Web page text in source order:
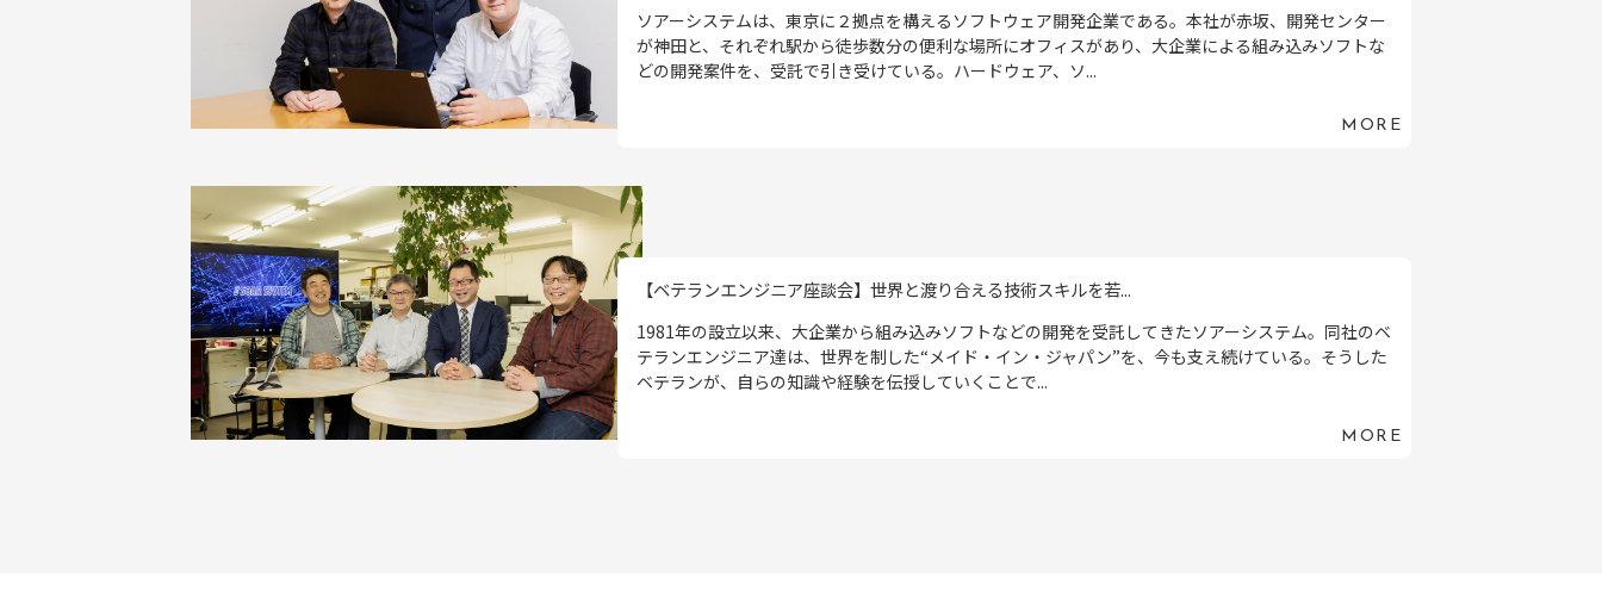
ソアーシステムは、東京に２拠点を構えるソフトウェア開発企業である。本社が赤坂、開発センター
が神田と、それぞれ駅から徒歩数分の便利な場所にオフィスがあり、大企業による組み込みソフトな
どの開発案件を、受託で引き受けている。ハードウェア、ソ...
MORE
【ベテランエンジニア座談会】世界と渡り合える技術スキルを若...
1981年の設立以来、大企業から組み込みソフトなどの開発を受託してきたソアーシステム。同社のベ
テランエンジニア達は、世界を制した“メイド・イン・ジャパン”を、今も支え続けている。そうした
ベテランが、自らの知識や経験を伝授していくことで...
MORE